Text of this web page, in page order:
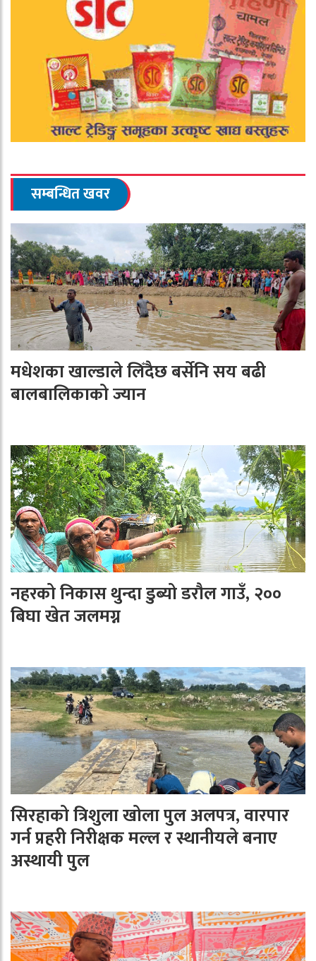
सम्बन्धित खवर
मधेशका खाल्डाले लिँदैछ बर्सेनि सय बढी
बालबालिकाको ज्यान
नहरको निकास थुन्दा डुब्यो डरौल गाउँ, २००
बिघा खेत जलमग्न
सिरहाको त्रिशुला खोला पुल अलपत्र, वारपार
गर्न प्रहरी निरीक्षक मल्ल र स्थानीयले बनाए
अस्थायी पुल